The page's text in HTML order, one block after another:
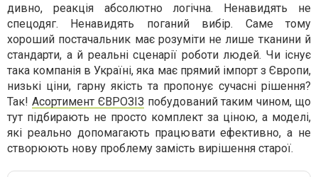
дивно, реакція абсолютно логічна. Ненавидять не
спецодяг. Ненавидять поганий вибір. Саме тому
хороший постачальник має розуміти не лише тканини й
стандарти, а й реальні сценарії роботи людей. Чи існує
така компанія в Україні, яка має прямий імпорт з Європи,
низькі ціни, гарну якість та пропонує сучасні рішення?
Так! Асортимент ЄВРОЗІЗ побудований таким чином, що
тут підбирають не просто комплект за ціною, а моделі,
які реально допомагають працювати ефективно, а не
створюють нову проблему замість вирішення старої.